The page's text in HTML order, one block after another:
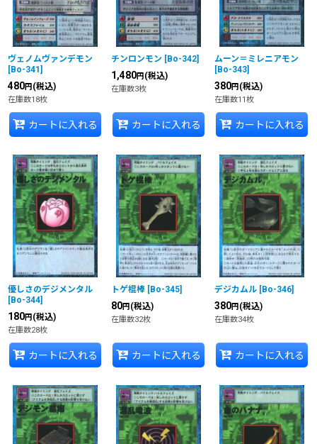
ヴェノムヴァンデモン
[Bo-341]
480円 (税込)
在庫数18枚
カートに入れる
チンロンモン [Bo-342]
1,480円 (税込)
在庫数3枚
カートに入れる
ムーン＝ミレニアモン
[Bo-343]
380円 (税込)
在庫数11枚
カートに入れる
優しさのデジメンタル
[Bo-344]
180円 (税込)
在庫数28枚
カートに入れる
トゲ棍棒 [Bo-345]
80円 (税込)
在庫数32枚
カートに入れる
デジカムル [Bo-346]
380円 (税込)
在庫数34枚
カートに入れる